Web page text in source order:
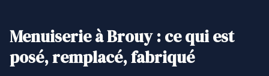
Menuiserie à Brouy : ce qui est
posé, remplacé, fabriqué